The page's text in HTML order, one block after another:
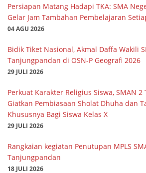
Persiapan Matang Hadapi TKA: SMA
Gelar Jam Tambahan Pembelajaran
04 AGU 2026
Bidik Tiket Nasional, Akmal Daffa Wakili
Tanjungpandan di OSN-P Geografi 2026
29 JULI 2026
Perkuat Karakter Religius Siswa, SMAN
Giatkan Pembiasaan Sholat Dhuha dan
Khususnya Bagi Siswa Kelas X
29 JULI 2026
Rangkaian kegiatan Penutupan MPLS
Tanjungpandan
18 JULI 2026